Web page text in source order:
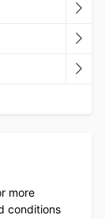
more
conditions